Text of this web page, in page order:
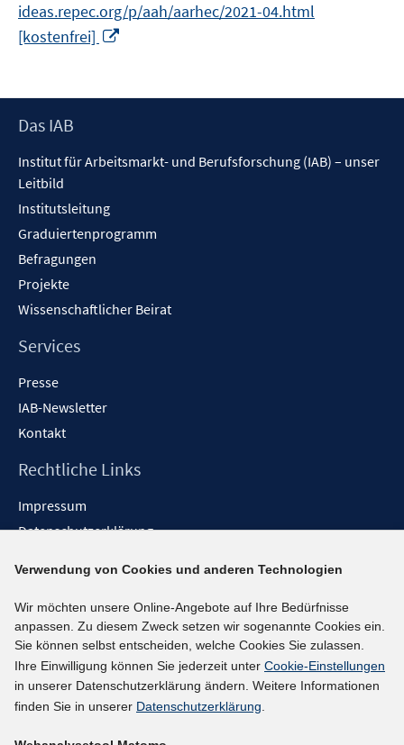
ideas.repec.org/p/aah/aarhec/2021-04.html
[kostenfrei]
öffnen
Footer
Das IAB
Institut für Arbeitsmarkt- und Berufsforschung (IAB) – unser
Leitbild
Institutsleitung
Graduiertenprogramm
Befragungen
Projekte
Wissenschaftlicher Beirat
Services
Presse
IAB-Newsletter
Kontakt
Rechtliche Links
Impressum
Datenschutzerklärung
Barrieren melden
Social-Media-Kanäle
BlueSky
YouTube
LinkedIn
Verwendung von Cookies und anderen Technologien
Wir möchten unsere Online-Angebote auf Ihre Bedürfnisse
anpassen. Zu diesem Zweck setzen wir sogenannte Cookies ein.
Sie können selbst entscheiden, welche Cookies Sie zulassen.
Ihre Einwilligung können Sie jederzeit unter Cookie-Einstellungen
in unserer Datenschutzerklärung ändern. Weitere Informationen
finden Sie in unserer Datenschutzerklärung.